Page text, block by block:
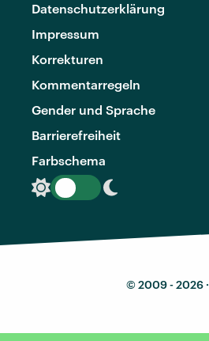
Datenschutzerklärung
Impressum
Korrekturen
Kommentarregeln
Gender und Sprache
Barrierefreiheit
Farbschema
© 2009 - 2026 ·